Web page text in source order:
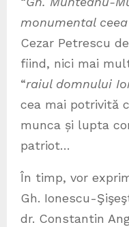
monumental
Cezar Petrescu
fiind, nici mai
“raiul domnului
cea mai potrivită
munca și lupta
patriot…
În timp, vor
Gh. Ionescu-
dr. Constantin